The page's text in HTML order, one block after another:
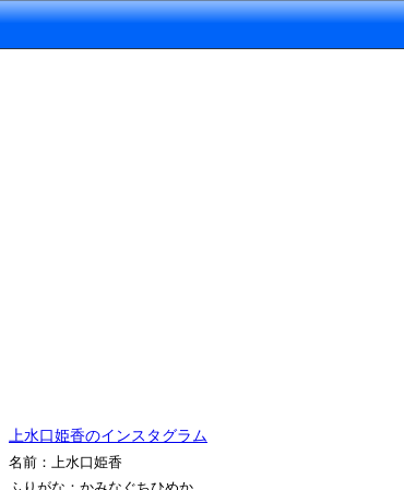
上水口姫香のインスタグラム
名前：上水口姫香